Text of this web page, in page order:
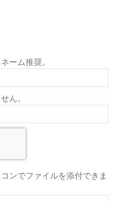
ーム推奨。
ん。
ンでファイルを添付できま